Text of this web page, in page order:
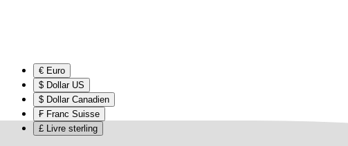
€ Euro
$ Dollar US
$ Dollar Canadien
₣ Franc Suisse
£ Livre sterling